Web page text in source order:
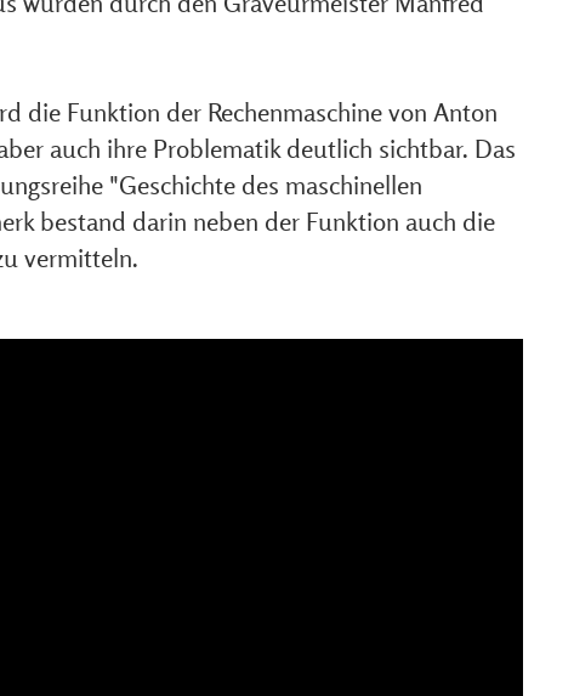
die Funktion der Rechenmaschine von Anton
auch ihre Problematik deutlich sichtbar. Das
"Geschichte des maschinellen
bestand darin neben der Funktion auch die
vermitteln.